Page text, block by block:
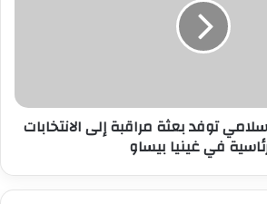
الرئاسية
في
توفد بعثة مراقبة إلى الانتخابات
في غينيا بيساو